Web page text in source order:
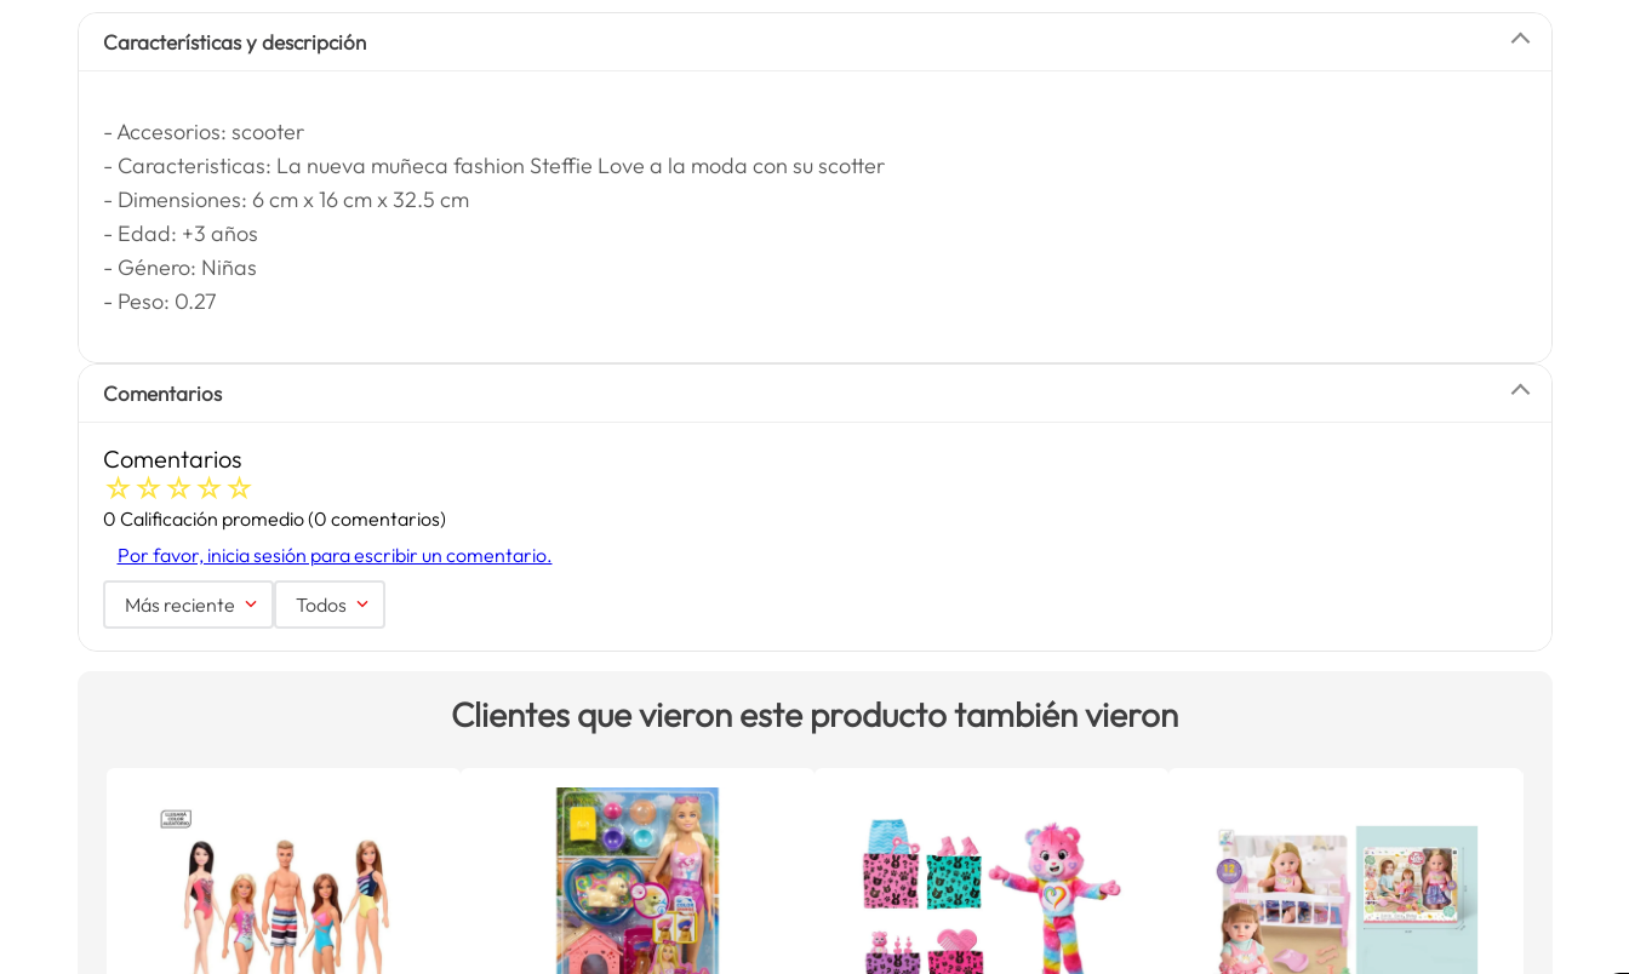
Características y descripción
- Accesorios: scooter
- Caracteristicas: La nueva muñeca fashion Steffie Love a la moda con su scotter
- Dimensiones: 6 cm x 16 cm x 32.5 cm
- Edad: +3 años
- Género: Niñas
- Peso: 0.27
Comentarios
Comentarios
☆☆☆☆☆
0 Calificación promedio(0 comentarios)
Por favor, inicia sesión para escribir un comentario.
Más reciente Todos
Clientes que vieron este producto también vieron